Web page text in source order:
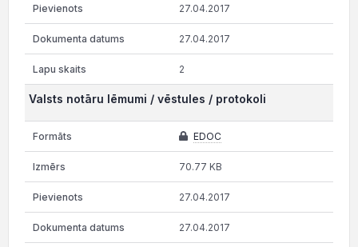
27.04.2017
27.04.2017
2
Valsts notāru lēmumi / vēstules / protokoli
EDOC
70.77 KB
27.04.2017
27.04.2017